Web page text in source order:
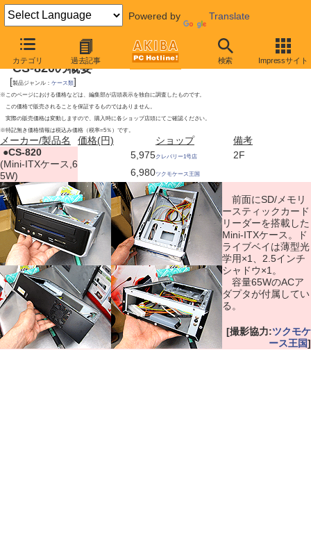
Powered by Translate
カテゴリ 過去記事 検索 Impressサイト
2009年8月1日号
CS-820の概要
[製品ジャンル： ケース類]
※このページにおける価格などは、編集部が店頭表示を独自に調査したものです。
この価格で販売されることを保証するものではありません。
実際の販売価格は変動しますので、購入時に各ショップ店頭にてご確認ください。
※特記無き価格情報は税込み価格（税率=5％）です。
メーカー/製品名 価格(円) ショップ
備考
●CS-820
(Mini-ITXケース,6
5W)
5,975クレバリー1号店
2F
6,980ツクモケース王国
前面にSD/メモリ
ースティックカード
リーダーを搭載した
Mini-ITXケース。ド
ライブベイは薄型光
学用×1、2.5インチ
シャドウ×1。
容量65WのACア
ダプタが付属してい
る。
[撮影協力:ツクモケ
ース王国]